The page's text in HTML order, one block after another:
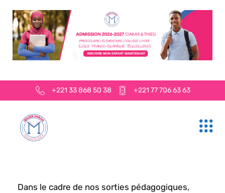
+221 33 868 50 38 +221 77 706 63 63
Dans le cadre de nos sorties pédagogiques,